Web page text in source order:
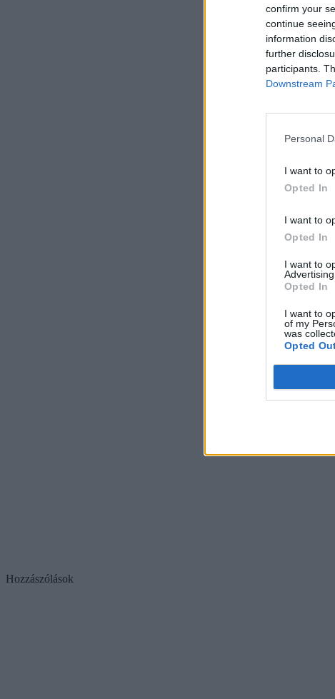
confirm your
continue
information
further
participants.
Downstream
Personal
I want to
Opted In
I want to
Opted In
I want to
Advertising.
Opted In
I want to
of my
was
Opted
Hozzászólások